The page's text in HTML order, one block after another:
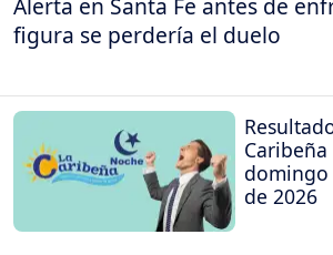
figura se perdería el duelo
domingo
de 2026